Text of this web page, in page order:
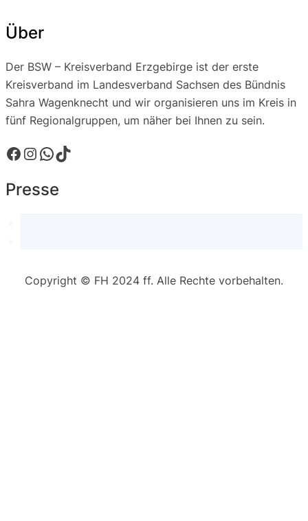
Über
Der BSW – Kreisverband Erzgebirge ist der erste
Kreisverband im Landesverband Sachsen des Bündnis
Sahra Wagenknecht und wir organisieren uns im Kreis in
fünf Regionalgruppen, um näher bei Ihnen zu sein.
Facebook Instagram WhatsApp TikTok
Presse
Copyright © FH 2024 ff. Alle Rechte vorbehalten.